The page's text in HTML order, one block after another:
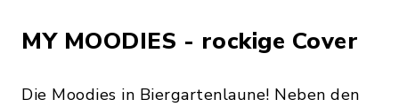
MY MOODIES - rockige Cover
Die Moodies in Biergartenlaune! Neben den